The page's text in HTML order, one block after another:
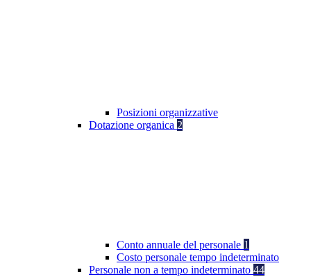
Posizioni organizzative
Dotazione organica 2
Conto annuale del personale 1
Costo personale tempo indeterminato
Personale non a tempo indeterminato 44